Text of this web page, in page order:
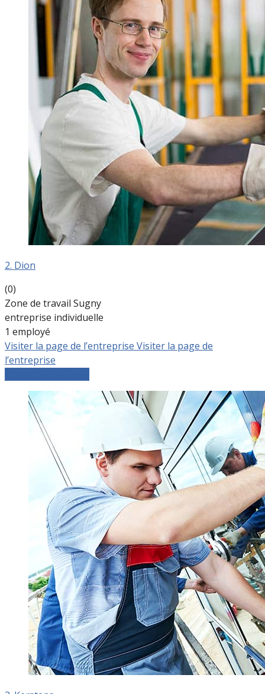
2. Dion
(0)
Zone de travail Sugny
entreprise individuelle
1 employé
Visiter la page de l’entreprise Visiter la page de
l’entreprise